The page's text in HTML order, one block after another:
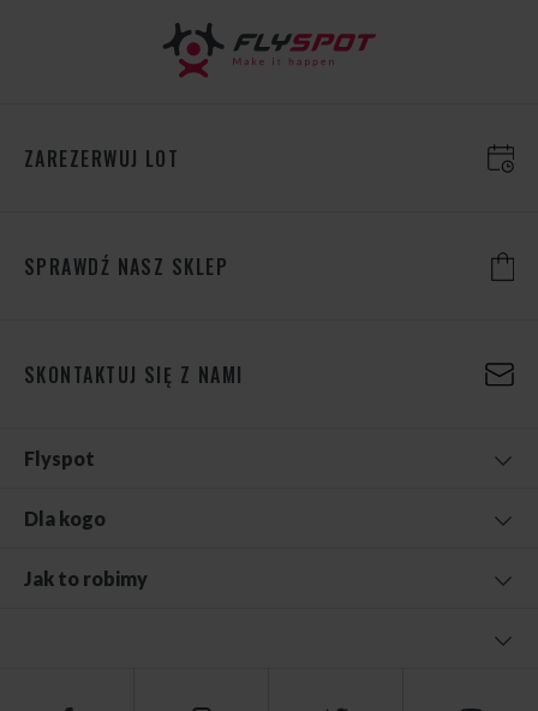
ZAREZERWUJ LOT
SPRAWDŹ NASZ SKLEP
SKONTAKTUJ SIĘ Z NAMI
Flyspot
Dla kogo
Jak to robimy